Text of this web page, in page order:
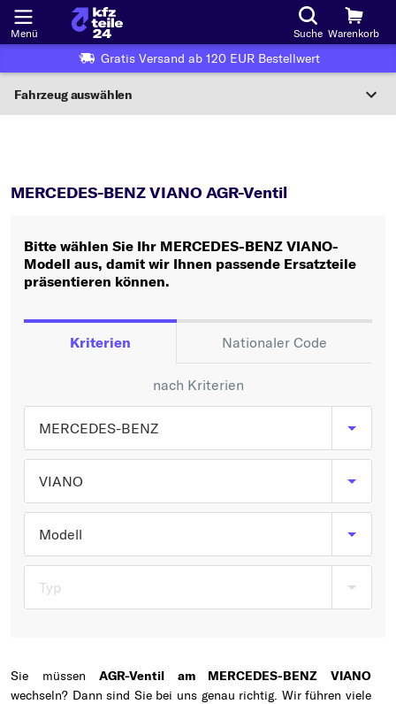
Menü Suche Warenkorb
Gratis Versand ab 120 EUR Bestellwert
Fahrzeug auswählen
Wo finde ich die?
Oder
Oder Fahrzeugauswahl nach Kriterien:
Hersteller wählen
Typ wählen
MERCEDES-BENZ VIANO AGR-Ventil
Bitte wählen Sie Ihr MERCEDES-BENZ VIANO-
Modell aus, damit wir Ihnen passende Ersatzteile
präsentieren können.
Kriterien Nationaler Code
nach Kriterien
MERCEDES-BENZ
VIANO
Modell
Typ
Sie müssenAGR-Ventil am MERCEDES-BENZ VIANO
wechseln? Dann sind Sie bei uns genau richtig. Wir führen viele